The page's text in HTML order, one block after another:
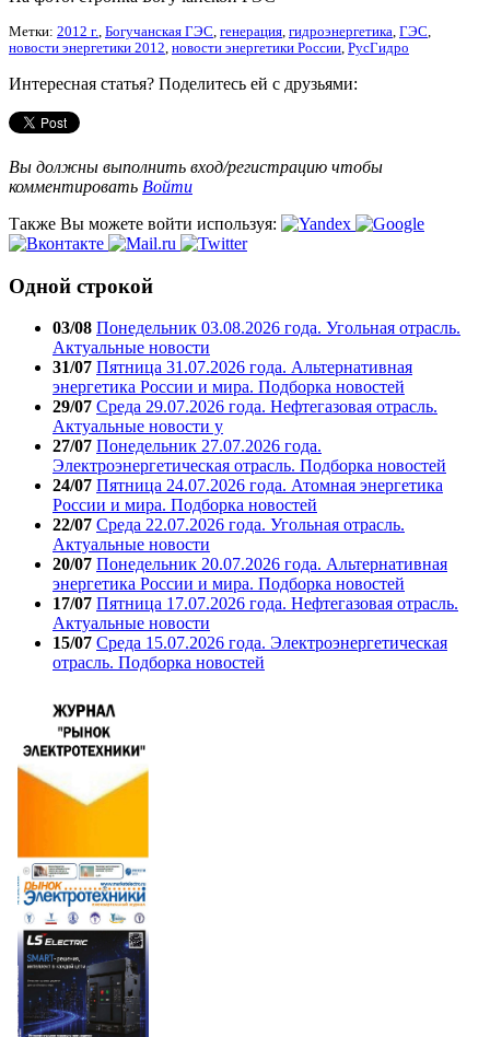
Метки: 2012 г., Богучанская ГЭС, генерация, гидроэнергетика, ГЭС,
новости энергетики 2012, новости энергетики России, РусГидро
Интересная статья? Поделитесь ей с друзьями:
Вы должны выполнить вход/регистрацию чтобы
комментировать Войти
Также Вы можете войти используя:
Одной строкой
03/08 Понедельник 03.08.2026 года. Угольная отрасль.
Актуальные новости
31/07 Пятница 31.07.2026 года. Альтернативная
энергетика России и мира. Подборка новостей
29/07 Среда 29.07.2026 года. Нефтегазовая отрасль.
Актуальные новости у
27/07 Понедельник 27.07.2026 года.
Электроэнергетическая отрасль. Подборка новостей
24/07 Пятница 24.07.2026 года. Атомная энергетика
России и мира. Подборка новостей
22/07 Среда 22.07.2026 года. Угольная отрасль.
Актуальные новости
20/07 Понедельник 20.07.2026 года. Альтернативная
энергетика России и мира. Подборка новостей
17/07 Пятница 17.07.2026 года. Нефтегазовая отрасль.
Актуальные новости
15/07 Среда 15.07.2026 года. Электроэнергетическая
отрасль. Подборка новостей